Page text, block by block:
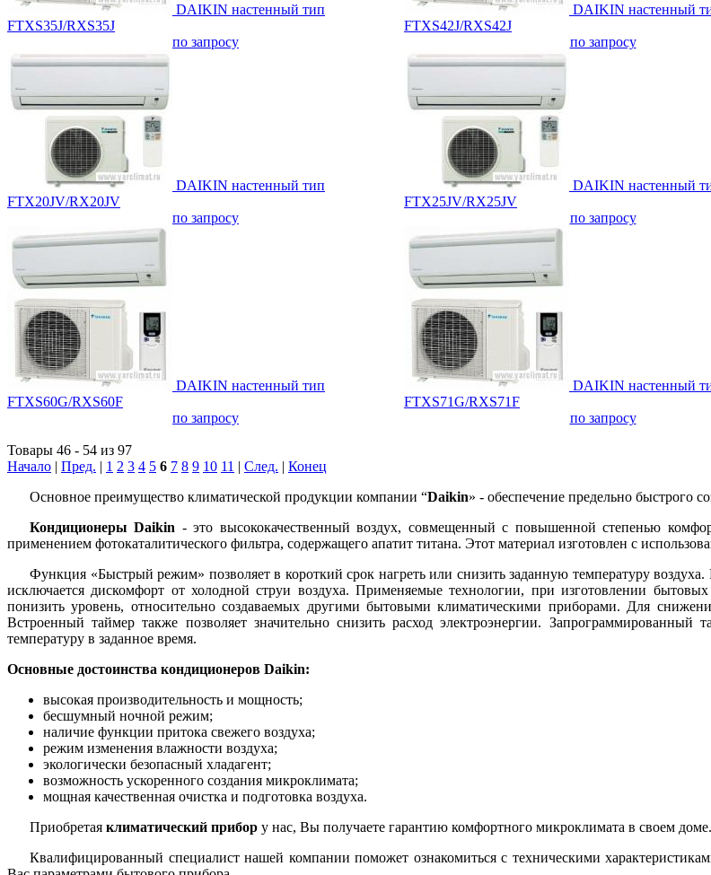
DAIKIN настенный тип
FTXS35J/RXS35J
по запросу
DAIKIN настенный
FTXS42J/RXS42J
по запросу
DAIKIN настенный тип
FTX20JV/RX20JV
по запросу
DAIKIN настенный
FTX25JV/RX25JV
по запросу
DAIKIN настенный тип
FTXS60G/RXS60F
по запросу
DAIKIN настенный
FTXS71G/RXS71F
по запросу
Товары 46 - 54 из 97
Начало | Пред. | 1 2 3 4 5 6 7 8 9 10 11 | След. | Конец
Основное преимущество климатической продукции компании “Daikin» - обеспечение предельно быстрого
Кондиционеры Daikin - это высококачественный воздух, совмещенный с повышенной степенью
применением фотокаталитического фильтра, содержащего апатит титана. Этот материал изготовлен с
Функция «Быстрый режим» позволяет в короткий срок нагреть или снизить заданную температуру
исключается дискомфорт от холодной струи воздуха. Применяемые технологии, при изготовлении
понизить уровень, относительно создаваемых другими бытовыми климатическими приборами. Для
Встроенный таймер также позволяет значительно снизить расход электроэнергии. Запрограммированный
температуру в заданное время.
Основные достоинства кондиционеров Daikin:
высокая производительность и мощность;
бесшумный ночной режим;
наличие функции притока свежего воздуха;
режим изменения влажности воздуха;
экологически безопасный хладагент;
возможность ускоренного создания микроклимата;
мощная качественная очистка и подготовка воздуха.
Приобретая климатический прибор у нас, Вы получаете гарантию комфортного микроклимата в своем доме.
Квалифицированный специалист нашей компании поможет ознакомиться с техническими